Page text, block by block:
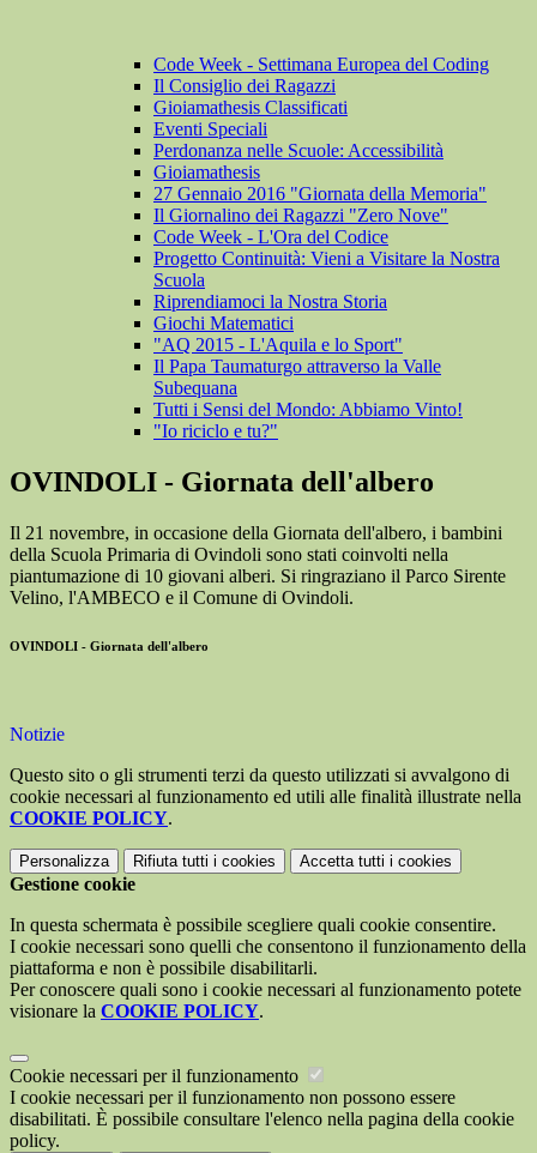
Code Week - Settimana Europea del Coding
Il Consiglio dei Ragazzi
Gioiamathesis Classificati
Eventi Speciali
Perdonanza nelle Scuole: Accessibilità
Gioiamathesis
27 Gennaio 2016 "Giornata della Memoria"
Il Giornalino dei Ragazzi "Zero Nove"
Code Week - L'Ora del Codice
Progetto Continuità: Vieni a Visitare la Nostra
Scuola
Riprendiamoci la Nostra Storia
Giochi Matematici
"AQ 2015 - L'Aquila e lo Sport"
Il Papa Taumaturgo attraverso la Valle
Subequana
Tutti i Sensi del Mondo: Abbiamo Vinto!
"Io riciclo e tu?"
OVINDOLI - Giornata dell'albero
Il 21 novembre, in occasione della Giornata dell'albero, i bambini
della Scuola Primaria di Ovindoli sono stati coinvolti nella
piantumazione di 10 giovani alberi. Si ringraziano il Parco Sirente
Velino, l'AMBECO e il Comune di Ovindoli.
OVINDOLI - Giornata dell'albero
Notizie
Questo sito o gli strumenti terzi da questo utilizzati si avvalgono di
cookie necessari al funzionamento ed utili alle finalità illustrate nella
COOKIE POLICY.
Personalizza Rifiuta tutti i cookies Accetta tutti i cookies
Gestione cookie
In questa schermata è possibile scegliere quali cookie consentire.
I cookie necessari sono quelli che consentono il funzionamento della
piattaforma e non è possibile disabilitarli.
Per conoscere quali sono i cookie necessari al funzionamento potete
visionare la COOKIE POLICY.
Cookie necessari per il funzionamento
I cookie necessari per il funzionamento non possono essere
disabilitati. È possibile consultare l'elenco nella pagina della cookie
policy.